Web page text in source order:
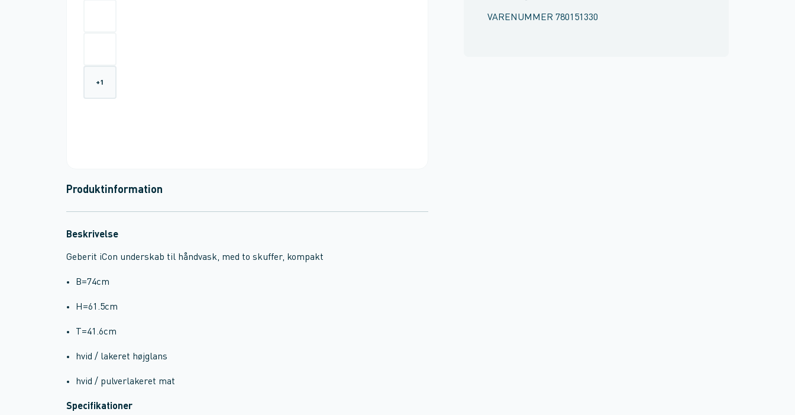
VARENUMMER 780151330
+1
Produktinformation
Beskrivelse
Geberit iCon underskab til håndvask, med to skuffer, kompakt
B=74cm
H=61.5cm
T=41.6cm
hvid / lakeret højglans
hvid / pulverlakeret mat
Specifikationer